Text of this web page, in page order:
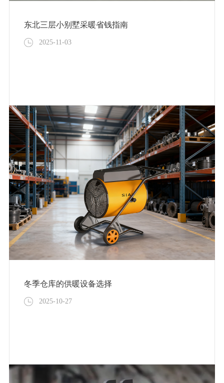
东北三层小别墅采暖省钱指南
2025-11-03
冬季仓库的供暖设备选择
2025-10-27